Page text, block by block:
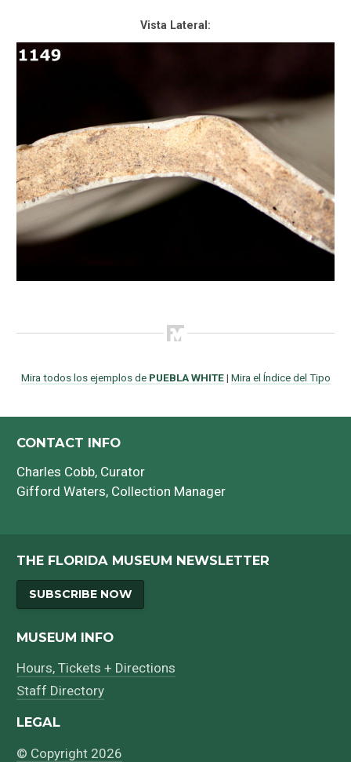
Vista Lateral:
Mira todos los ejemplos de PUEBLA WHITE| Mira el Índice del Tipo
CONTACT INFO
Charles Cobb, Curator
Gifford Waters, Collection Manager
THE FLORIDA MUSEUM NEWSLETTER
SUBSCRIBE NOW
MUSEUM INFO
Hours, Tickets + Directions
Staff Directory
LEGAL
© Copyright 2026